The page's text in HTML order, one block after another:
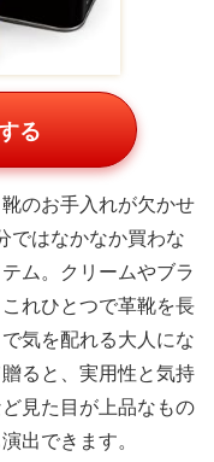
る
のお手入れが欠かせ
ではなかなか買わな
ム。クリームやブラ
れひとつで革靴を長
気を配れる大人にな
ると、実用性と気持
見た目が上品なもの
出できます。